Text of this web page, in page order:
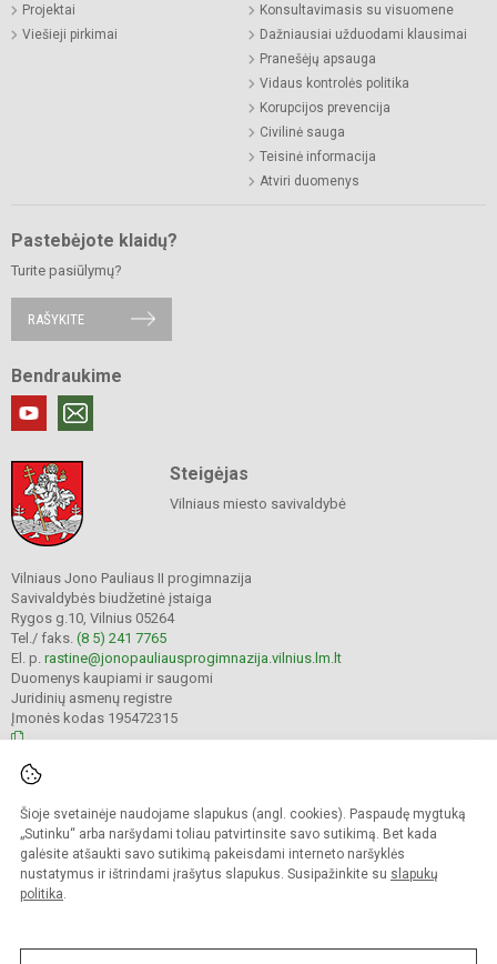
Šioje svetainėje naudojame slapukus (angl. cookies). Paspaudę mygtuką
„Sutinku“ arba naršydami toliau patvirtinsite savo sutikimą. Bet kada
galėsite atšaukti savo sutikimą pakeisdami interneto naršyklės
nustatymus ir ištrindami įrašytus slapukus. Susipažinkite su slapukų
politika.
Projektai
Viešieji pirkimai
Konsultavimasis su visuomene
Dažniausiai užduodami klausimai
Pranešėjų apsauga
Vidaus kontrolės politika
Korupcijos prevencija
Civilinė sauga
Teisinė informacija
Atviri duomenys
Pastebėjote klaidų?
Turite pasiūlymų?
RAŠYKITE
Bendraukime
Steigėjas
Vilniaus miesto savivaldybė
Vilniaus Jono Pauliaus II progimnazija
Savivaldybės biudžetinė įstaiga
Rygos g.10, Vilnius 05264
Tel./ faks. (8 5) 241 7765
El. p. rastine@jonopauliausprogimnazija.vilnius.lm.lt
Duomenys kaupiami ir saugomi
Juridinių asmenų registre
Įmonės kodas 195472315
Kopijuoti turinį be raštiško įstaigos administracijos sutikimo griežtai draudžiama.
Prieinamumo paraiška Slapukų politika
Sumanus būdas atnaujinti